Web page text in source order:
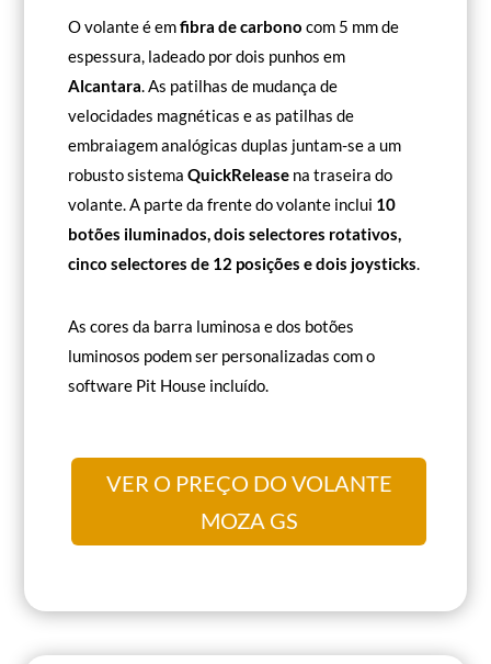
O volante é emfibra de carbono com 5 mm de
espessura, ladeado por dois punhos em
Alcantara. As patilhas de mudança de
velocidades magnéticas e as patilhas de
embraiagem analógicas duplas juntam-se a um
robusto sistemaQuickRelease na traseira do
volante. A parte da frente do volante inclui 10
botões iluminados, dois selectores rotativos,
cinco selectores de 12 posições e dois joysticks.
As cores da barra luminosa e dos botões
luminosos podem ser personalizadas com o
software Pit House incluído.
VER O PREÇO DO VOLANTE
MOZA GS